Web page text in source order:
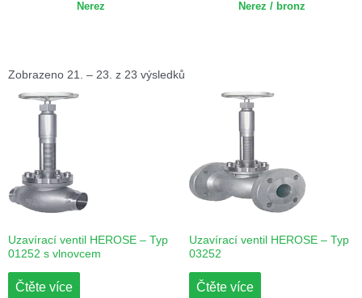
Nerez Nerez / bronz
Zobrazeno 21. – 23. z 23 výsledků
Uzavírací ventil HEROSE – Typ
01252 s vlnovcem
Čtěte více
Uzavírací ventil HEROSE – Typ
03252
Čtěte více